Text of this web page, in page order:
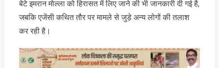
बेटे इमरान मोल्ला को हिरासत में लिए जाने की भी जानकारी दी गई है,
जबकि एजेंसी कथित तौर पर मामले से जुड़े अन्य लोगों की तलाश
कर रही है।